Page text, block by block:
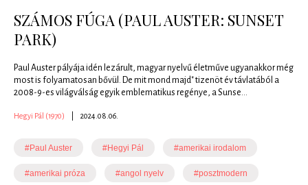
SZÁMOS FÚGA (PAUL AUSTER: SUNSET
PARK)
Paul Auster pályája idén lezárult, magyar nyelvű életműve ugyanakkor még
most is folyamatosan bővül. De mit mond majd" tizenöt év távlatából a
2008-9-es világválság egyik emblematikus regénye, a Sunse...
Hegyi Pál (1970) 2024.08.06.
#Paul Auster #Hegyi Pál #amerikai irodalom
#amerikai próza #angol nyelv #posztmodern